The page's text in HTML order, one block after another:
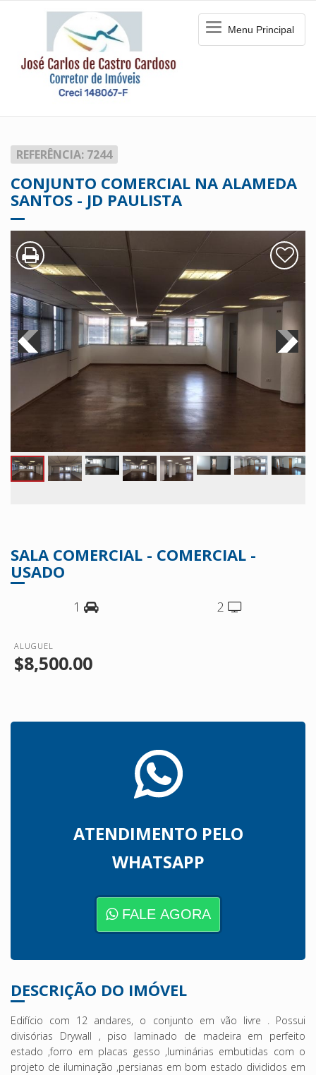
MenuMenu Principal
REFERÊNCIA: 7244
CONJUNTO COMERCIAL NA ALAMEDA
SANTOS - JD PAULISTA
SALA COMERCIAL - COMERCIAL -
USADO
1 2
ALUGUEL
$8,500.00
ATENDIMENTO PELO
WHATSAPP
FALE AGORA
DESCRIÇÃO DO IMÓVEL
Edifício com 12 andares, o conjunto em vão livre . Possui
divisórias Drywall , piso laminado de madeira em perfeito
estado ,forro em placas gesso ,luminárias embutidas com o
projeto de iluminação ,persianas em bom estado divididos em